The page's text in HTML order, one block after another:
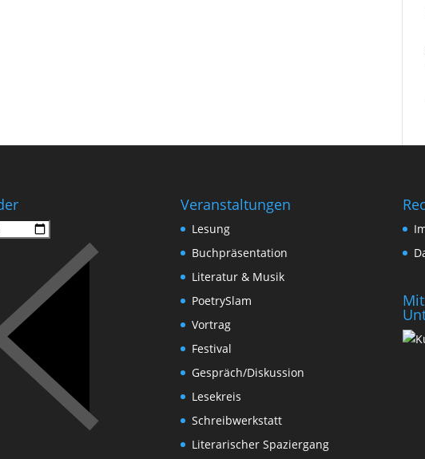
Veranstaltungen
Lesung
Buchpräsentation
Literatur & Musik
PoetrySlam
Vortrag
Festival
Gespräch/Diskussion
Lesekreis
Schreibwerkstatt
Literarischer Spaziergang